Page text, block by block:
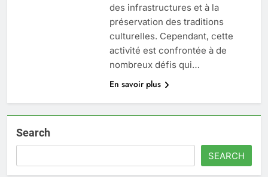
des infrastructures et à la
préservation des traditions
culturelles. Cependant, cette
activité est confrontée à de
nombreux défis qui…
En savoir plus
Search
SEARCH